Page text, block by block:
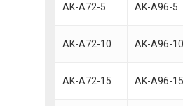
AK-A72-5 AK-A96-5
AK-A72-10 AK-A96-10
AK-A72-15 AK-A96-15